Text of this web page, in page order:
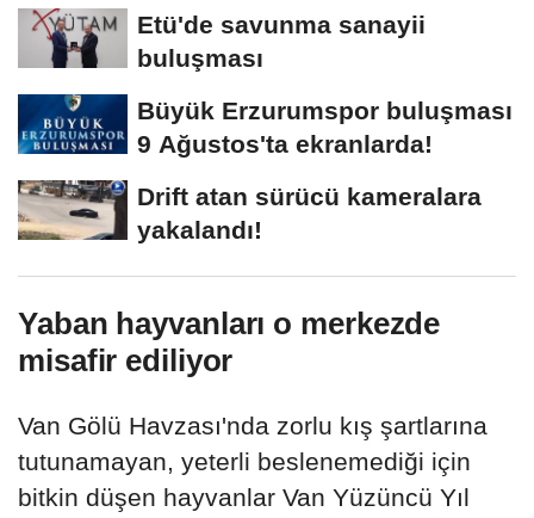
Etü'de savunma sanayii
buluşması
Büyük Erzurumspor buluşması
9 Ağustos'ta ekranlarda!
Drift atan sürücü kameralara
yakalandı!
Yaban hayvanları o merkezde
misafir ediliyor
Van Gölü Havzası'nda zorlu kış şartlarına
tutunamayan, yeterli beslenemediği için
bitkin düşen hayvanlar Van Yüzüncü Yıl